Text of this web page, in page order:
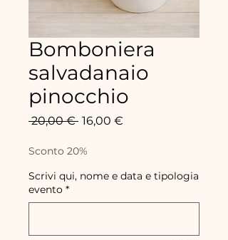
Bomboniera
salvadanaio
pinocchio
20,00 € Prix
16,00 €
Sconto 20%
Scrivi qui, nome e data e tipologia
evento *